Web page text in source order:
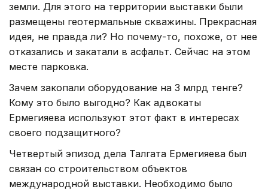
земли. Для этого на территории выставки были
размещены геотермальные скважины. Прекрасная
идея, не правда ли? Но почему-то, похоже, от нее
отказались и закатали в асфальт. Сейчас на этом
месте парковка.
Зачем закопали оборудование на 3 млрд тенге?
Кому это было выгодно? Как адвокаты
Ермегияева используют этот факт в интересах
своего подзащитного?
Четвертый эпизод дела Талгата Ермегияева был
связан со строительством объектов
международной выставки. Необходимо было